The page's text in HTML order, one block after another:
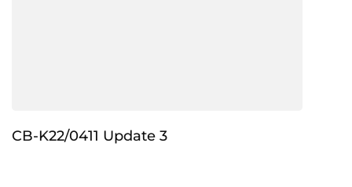
CB-K22/0411 Update 3